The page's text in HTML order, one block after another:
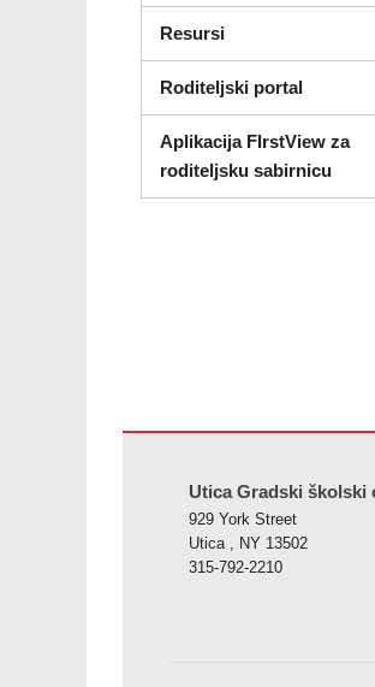
Resursi
Roditeljski portal
Aplikacija FIrstView za
roditeljsku sabirnicu
Utica Gradski školski
929 York Street
Utica , NY 13502
315-792-2210